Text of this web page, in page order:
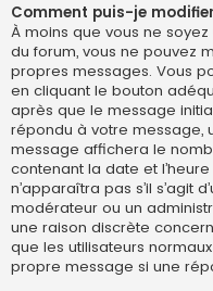
Comment puis-je
À moins que vous ne
du forum, vous ne pouvez
propres messages. Vous
en cliquant le bouton
après que le message
répondu à votre message,
message affichera le
contenant la date et
n’apparaîtra pas s’il s’agit
modérateur ou un
une raison discrète
que les utilisateurs
propre message si une